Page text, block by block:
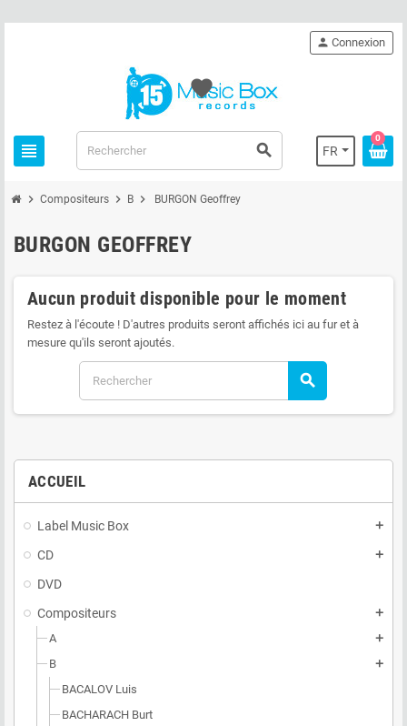
view_headline search FR
person Connexion
0
favorite
chevron_right Compositeurs chevron_right B chevron_right BURGON Geoffrey
ACCUEIL
Label Music Box add
CD add
DVD
Compositeurs
add
A add
B add
BACALOV Luis
BACHARACH Burt
BURGON GEOFFREY
Aucun produit disponible pour le moment
Restez à l'écoute ! D'autres produits seront affichés ici au fur et à
mesure qu'ils seront ajoutés.
search